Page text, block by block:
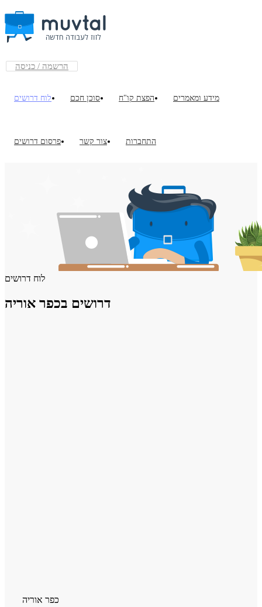
הרשמה / כניסה
לוח דרושים סוכן חכם הפצת קו"ח מידע ומאמרים
פרסום דרושים צור קשר התחברות
לוח דרושים
דרושים בכפר אוריה
כפר אוריה